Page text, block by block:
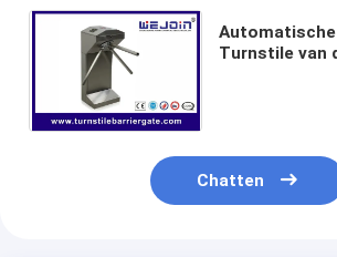
De Poort van de de niet-lentebarrière
Toegangsbeheerturnstile Poort
Klep barrière Gate
Swing barrière Gate
Turnstile van
Chatten